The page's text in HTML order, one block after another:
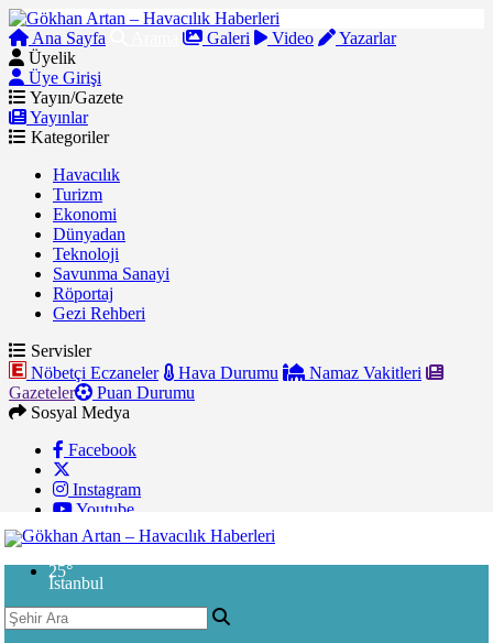
Ana Sayfa Galeri Video
Yazarlar
Üyelik
Üye Girişi
Yayın/Gazete
Yayınlar
Kategoriler
Havacılık
Turizm
Ekonomi
Dünyadan
Teknoloji
Savunma Sanayi
Röportaj
Gezi Rehberi
Servisler
Nöbetçi Eczaneler
Hava Durumu
Namaz Vakitleri
Gazeteler
Puan Durumu
Sosyal Medya
Facebook
Instagram
Youtube
25°
İstanbul